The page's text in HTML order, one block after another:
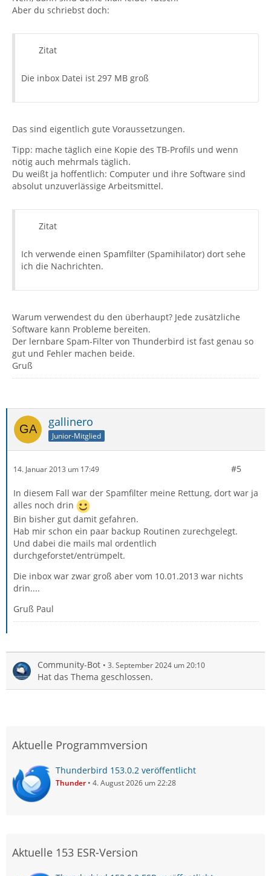
Aber du schriebst doch:
Zitat
Die inbox Datei ist 297 MB groß
Das sind eigentlich gute Voraussetzungen.
Tipp: mache täglich eine Kopie des TB-Profils und wenn
nötig auch mehrmals täglich.
Du weißt ja hoffentlich: Computer und ihre Software sind
absolut unzuverlässige Arbeitsmittel.
Zitat
Ich verwende einen Spamfilter (Spamihilator) dort sehe
ich die Nachrichten.
Warum verwendest du den überhaupt? Jede zusätzliche
Software kann Probleme bereiten.
Der lernbare Spam-Filter von Thunderbird ist fast genau so
gut und Fehler machen beide.
Gruß
gallinero
Junior-Mitglied
14. Januar 2013 um 17:49 #5
In diesem Fall war der Spamfilter meine Rettung, dort war ja
alles noch drin
Bin bisher gut damit gefahren.
Hab mir schon ein paar backup Routinen zurechgelegt.
Und dabei die mails mal ordentlich
durchgeforstet/entrümpelt.
Die inbox war zwar groß aber vom 10.01.2013 war nichts
drin....
Gruß Paul
Community-Bot 3. September 2024 um 20:10
Hat das Thema geschlossen.
Aktuelle Programmversion
Thunderbird 153.0.2 veröffentlicht
Thunder 4. August 2026 um 22:28
Aktuelle 153 ESR-Version